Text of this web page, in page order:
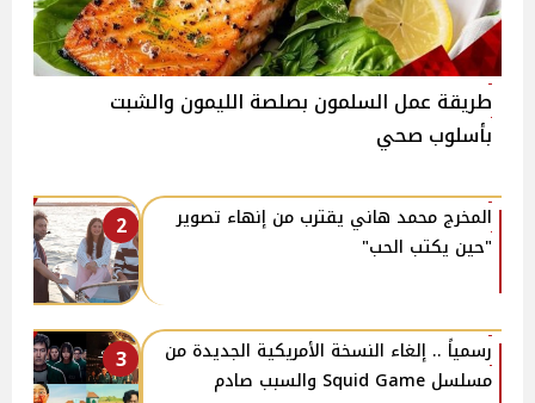
طريقة عمل السلمون بصلصة الليمون والشبت
بأسلوب صحي
2
المخرج محمد هاني يقترب من إنهاء تصوير
"حين يكتب الحب"
3
رسمياً .. إلغاء النسخة الأمريكية الجديدة من
مسلسل Squid Game والسبب صادم